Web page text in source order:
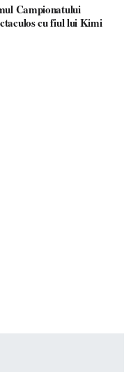
Campionatului
cu fiul lui Kimi